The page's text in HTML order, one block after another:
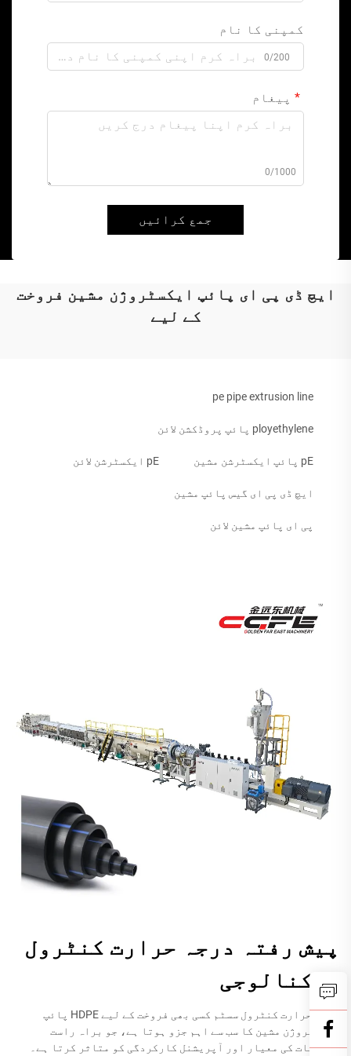
کمپنی کا نام
0/200
پیغام
0/1000
جمع کرائیں
ایچ ڈی پی ای پائپ ایکسٹروژن مشین فروخت
کے لیے
pe pipe extrusion line
ployethylene پائپ پروڈکشن لائن
pE پائپ ایکسٹرشن مشین pE ایکسٹرشن لائن
ایچ ڈی پی ای گیس پائپ مشین
پی ای پائپ مشین لائن
پیش رفتہ درجہ حرارت کنٹرول
ٹیکنالوجی
درجہ حرارت کنٹرول سسٹم کسی بھی فروخت کے لیے HDPE پائپ
ایکسٹروژن مشین کا سب سے اہم جزو ہوتا ہے، جو براہ راست
مصنوعات کی معیار اور آپریشنل کارکردگی کو متاثر کرتا ہے۔